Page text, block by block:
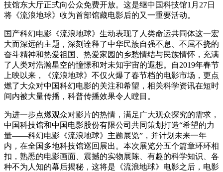
技馆东大厅正式向公众免费开放。这是继中国科技馆1月27日
将《流浪地球》收为首部馆藏电影后的又一重要活动。
国产科幻电影《流浪地球》生动表现了人类命运共同体这一宏
大而深远的主题，深刻诠释了中华民族自强不息、不屈不挠的
奋斗精神和热爱祖国、热爱家园的乡愁情结与民族情怀，充满
了人类对浩瀚星空的憧憬和对未知宇宙的遐想。自2019年春节
上映以来，《流浪地球》不仅火爆了春节档的电影市场，更点
燃了大众对中国科幻电影的关注和希望，相关科学资讯在短时
间内被大量传播，科普传播效果令人瞠目。
为进一步点燃观众对影片的热情，满足广大观众探究的需求，
中国科技馆和中国电影股份有限公司共同策划打造“希望的力
量——科幻电影《流浪地球》主题展览”，并计划未来一年
内，在全国多地科技馆巡回展出。本次展览分五个篇章环环相
扣，熟悉的电影画面、震撼的实物展陈、有趣的科学知识、各
种不为人知的幕后揭秘，这将是《流浪地球》电影之后，电影